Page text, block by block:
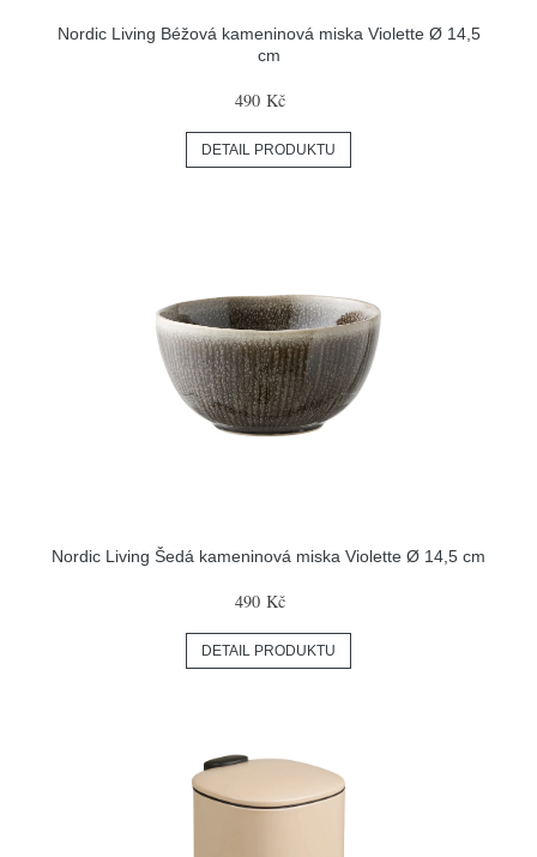
Nordic Living Béžová kameninová miska Violette Ø 14,5
cm
490 Kč
DETAIL PRODUKTU
Nordic Living Šedá kameninová miska Violette Ø 14,5 cm
490 Kč
DETAIL PRODUKTU